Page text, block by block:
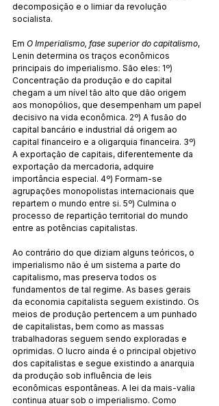
decomposição e o limiar da revolução
socialista.
Em O Imperialismo, fase superior do capitalismo,
Lenin determina os traços econômicos
principais do imperialismo. São eles: 1º)
Concentração da produção e do capital
chegam a um nível tão alto que dão origem
aos monopólios, que desempenham um papel
decisivo na vida econômica. 2º) A fusão do
capital bancário e industrial dá origem ao
capital financeiro e a oligarquia financeira. 3º)
A exportação de capitais, diferentemente da
exportação da mercadoria, adquire
importância especial. 4º) Formam-se
agrupações monopolistas internacionais que
repartem o mundo entre si. 5º) Culmina o
processo de repartição territorial do mundo
entre as potências capitalistas.
Ao contrário do que diziam alguns teóricos, o
imperialismo não é um sistema a parte do
capitalismo, mas preserva todos os
fundamentos de tal regime. As bases gerais
da economia capitalista seguem existindo. Os
meios de produção pertencem a um punhado
de capitalistas, bem como as massas
trabalhadoras seguem sendo exploradas e
oprimidas. O lucro ainda é o principal objetivo
dos capitalistas e segue existindo a anarquia
da produção sob influência de leis
econômicas espontâneas. A lei da mais-valia
continua atuar sob o imperialismo. Como